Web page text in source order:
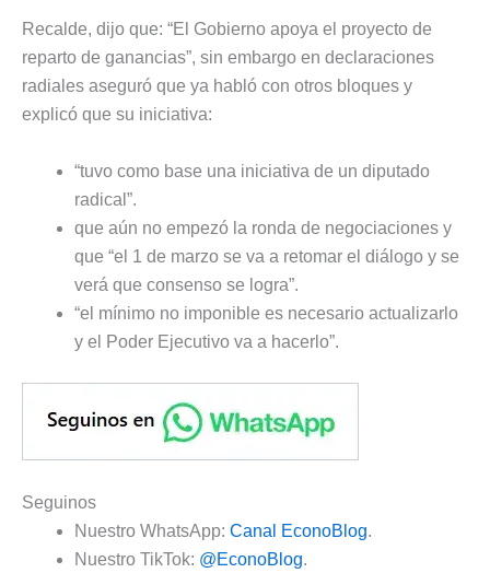
Recalde, dijo que: “El Gobierno apoya el proyecto de
reparto de ganancias”, sin embargo en declaraciones
radiales aseguró que ya habló con otros bloques y
explicó que su iniciativa:
“tuvo como base una iniciativa de un diputado
radical”.
que aún no empezó la ronda de negociaciones y
que “el 1 de marzo se va a retomar el diálogo y se
verá que consenso se logra”.
“el mínimo no imponible es necesario actualizarlo
y el Poder Ejecutivo va a hacerlo”.
Seguinos
Nuestro WhatsApp: Canal EconoBlog.
Nuestro TikTok: @EconoBlog.